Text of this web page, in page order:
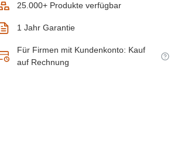
25.000+ Produkte verfügbar
1 Jahr Garantie
Für Firmen mit Kundenkonto: Kauf
auf Rechnung